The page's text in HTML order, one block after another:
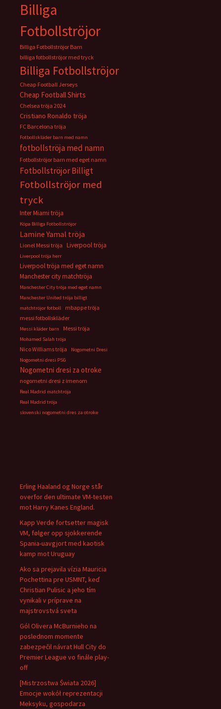
Billiga
Fotbollströjor
Billiga Fotbollströjor Barn
billiga fotbollströjor med tryck
Billiga Fotbollströjor
Cheap Football Jerseys
Cheap Football Shirts
Chelsea tröja 2024
Cristiano Ronaldo tröja
FC Barcelona tröja
Fotbollskläder barn med namn
fotbollströja med namn
Fotbollströjor barn med eget namn
Fotbollströjor Billigt
Fotbollströjor med
tryck
Inter Miami tröja
Köpa Billiga Fotbollströjor
Lamine Yamal tröja
Lionel Messi tröja Liverpool tröja
Liverpool tröja herr
Liverpool tröja med eget namn
Manchester city matchtröja
Manchester City tröja med eget namn
Manchester United tröja billigt
matchtröjor fotboll
mbappe tröja
messi fotbollskläder
Messi kläder barn Messi tröja
Mohamed Salah tröja
Nico Williams tröja
Nogometni Dresi
Nogometni dresi PSG
Nogometni dresi za otroke
nogometni dresi z imenom
Real Madrid matchtröja
Real Madrid tröja
slovenski nogometni dres za otroke
Erling Haaland og Norge står
overfor den ultimate VM-testen
mot Harry Kanes England.
Kapp Verde fortsetter magisk
VM, følger opp sjokkerende
Spania-uavgjort med kaotisk
kamp mot Uruguay
Ako sa prejavila vízia Mauricia
Pochettina pre USMNT, keď
Christian Pulisic a jeho tím
vynikali v príprave na
majstrovstvá sveta
Gól Olivera McBurnieho na
poslednom momente
zabezpečil návrat Hull City do
Premier League vo finále play-
off
[Mistrzostwa Świata 2026]
Emocje wokół reprezentacji
Meksyku, gospodarza